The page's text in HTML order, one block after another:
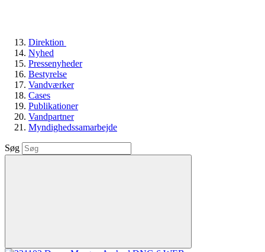
Direktion
Nyhed
Pressenyheder
Bestyrelse
Vandværker
Cases
Publikationer
Vandpartner
Myndighedssamarbejde
Søg